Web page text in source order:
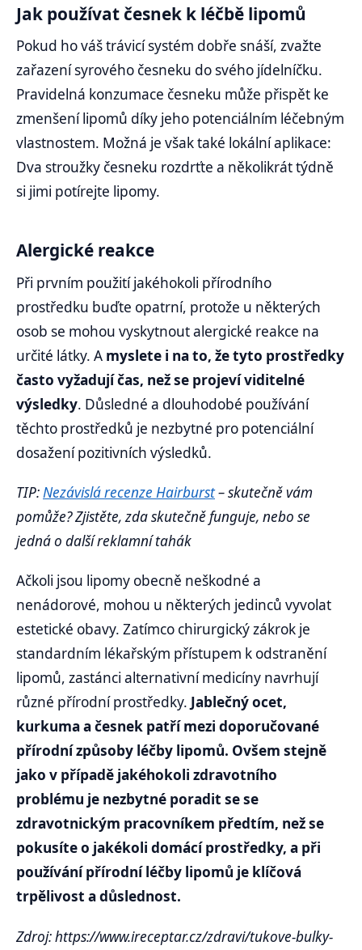
Jak používat česnek k léčbě lipomů
Pokud ho váš trávicí systém dobře snáší, zvažte
zařazení syrového česneku do svého jídelníčku.
Pravidelná konzumace česneku může přispět ke
zmenšení lipomů díky jeho potenciálním léčebným
vlastnostem. Možná je však také lokální aplikace:
Dva stroužky česneku rozdrťte a několikrát týdně
si jimi potírejte lipomy.
Alergické reakce
Při prvním použití jakéhokoli přírodního
prostředku buďte opatrní, protože u některých
osob se mohou vyskytnout alergické reakce na
určité látky. A myslete i na to, že tyto prostředky
často vyžadují čas, než se projeví viditelné
výsledky. Důsledné a dlouhodobé používání
těchto prostředků je nezbytné pro potenciální
dosažení pozitivních výsledků.
TIP:Nezávislá recenze Hairburst– skutečně vám
pomůže? Zjistěte, zda skutečně funguje, nebo se
jedná o další reklamní tahák
Ačkoli jsou lipomy obecně neškodné a
nenádorové, mohou u některých jedinců vyvolat
estetické obavy. Zatímco chirurgický zákrok je
standardním lékařským přístupem k odstranění
lipomů, zastánci alternativní medicíny navrhují
různé přírodní prostředky. Jablečný ocet,
kurkuma a česnek patří mezi doporučované
přírodní způsoby léčby lipomů. Ovšem stejně
jako v případě jakéhokoli zdravotního
problému je nezbytné poradit se se
zdravotnickým pracovníkem předtím, než se
pokusíte o jakékoli domácí prostředky, a při
používání přírodní léčby lipomů je klíčová
trpělivost a důslednost.
Zdroj: https://www.ireceptar.cz/zdravi/tukove-bulky-